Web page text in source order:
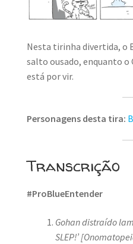
MINHA CONTA
CARRINHO
Search
for:
Nesta tirinha divertida, o
salto ousado, enquanto o
está por vir.
Personagens desta tira:
Transcrição
#ProBlueEntender
Gohan distraído
SLEP!’